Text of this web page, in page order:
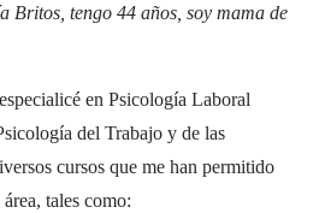
Britos, tengo 44 años, soy mama de
en Psicología Laboral
del Trabajo y de las
cursos que me han permitido
tales como: